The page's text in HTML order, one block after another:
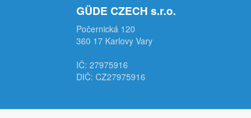
GÜDE CZECH s.r.o.
Počernická 120
360 17 Karlovy Vary
IČ: 27975916
DIČ: CZ27975916